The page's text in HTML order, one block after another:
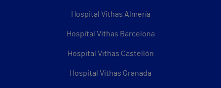
Hospital Vithas Almería
Hospital Vithas Barcelona
Hospital Vithas Castellón
Hospital Vithas Granada